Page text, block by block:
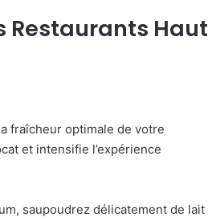
Restaurants Haut
fraîcheur optimale de votre
et intensifie l’expérience
saupoudrez délicatement de lait